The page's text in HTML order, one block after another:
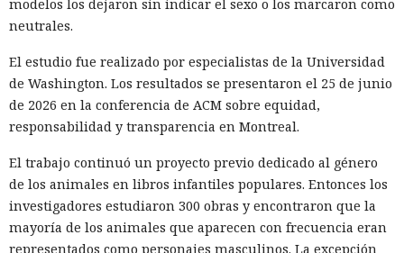
menos 165 empresas. Entre las afectadas se encuentran
Santander, LendingTree y uno de los distritos escolares más
grandes de Estados Unidos.
La magnitud de las filtraciones fue enorme: en el caso de
de 100 millones de abonados, y el hackeo a Ticketmaster
afectó a alrededor de 560 millones de usuarios.
Según la investigación, los hackeos ocurrieron entre febrero
y octubre de 2024. Los atacantes accedieron a cuentas
modelos los dejaron sin indicar el sexo o los marcaron como
neutrales.
El estudio fue realizado por especialistas de la Universidad
de Washington. Los resultados se presentaron el 25 de junio
de 2026 en la conferencia de ACM sobre equidad,
responsabilidad y transparencia en Montreal.
El trabajo continuó un proyecto previo dedicado al género
de los animales en libros infantiles populares. Entonces los
investigadores estudiaron 300 obras y encontraron que la
mayoría de los animales que aparecen con frecuencia eran
representados como personajes masculinos. La excepción